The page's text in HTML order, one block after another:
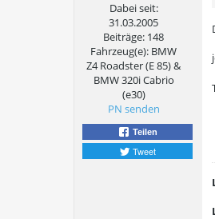
Dabei seit:
31.03.2005
Beiträge: 148
Fahrzeug(e): BMW
Z4 Roadster (E 85) &
BMW 320i Cabrio
(e30)
PN senden
Teilen
Tweet